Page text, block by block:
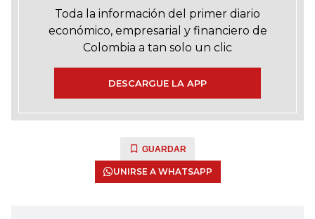
Toda la información del primer diario
económico, empresarial y financiero de
Colombia a tan solo un clic
DESCARGUE LA APP
GUARDAR
UNIRSE A WHATSAPP